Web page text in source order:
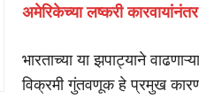
अमेरिकेच्या लष्करी
भारताच्या या झपाट्याने
विक्रमी गुंतवणूक हे प्रमुख कारण